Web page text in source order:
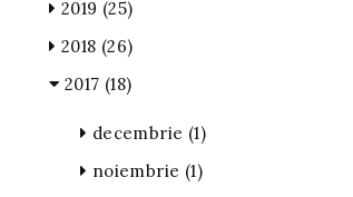
2019 (25)
2018 (26)
2017 (18)
decembrie (1)
noiembrie (1)